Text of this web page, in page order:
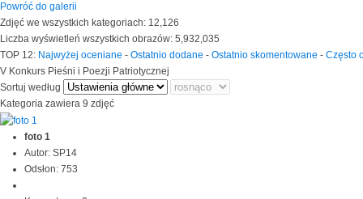
Powróć do galerii
Zdjęć we wszystkich kategoriach: 12,126
Liczba wyświetleń wszystkich obrazów: 5,932,035
TOP 12: Najwyżej oceniane - Ostatnio dodane - Ostatnio skomentowane - Często
V Konkurs Pieśni i Poezji Patriotycznej
Sortuj według
Kategoria zawiera 9 zdjęć
foto 1
Autor: SP14
Odsłon: 753